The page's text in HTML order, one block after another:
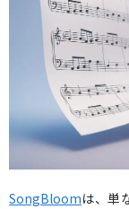
SongBloomは、単